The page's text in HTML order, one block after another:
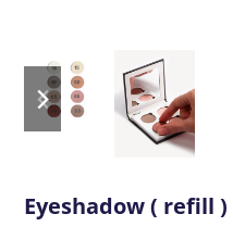
previous
slide
next
slide
Eyeshadow ( refill )